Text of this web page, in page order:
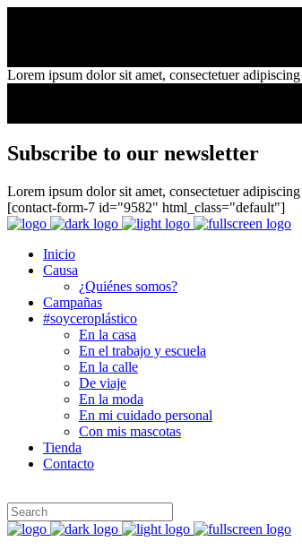
Lorem ipsum dolor sit amet, consectetuer
Subscribe to our newsletter
Lorem ipsum dolor sit amet, consectetuer
[contact-form-7 id="9582" html_class="default"]
Inicio
Causa
¿Quiénes somos?
Campañas
#soyceroplástico
En la casa
En el trabajo y escuela
En la calle
De viaje
En la moda
En mi cuidado personal
Con mis mascotas
Tienda
Contacto